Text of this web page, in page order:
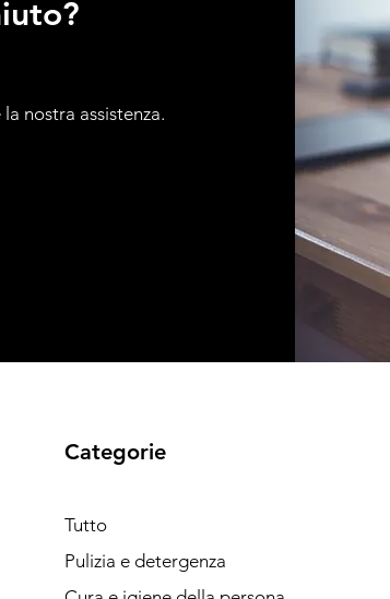
nostra assistenza.
Categorie
Tutto
Pulizia e detergenza